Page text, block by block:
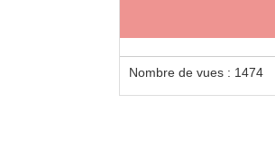
Nombre de vues : 1474